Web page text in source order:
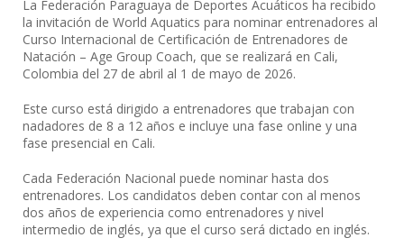
La Federación Paraguaya de Deportes Acuáticos ha recibido
la invitación de World Aquatics para nominar entrenadores al
Curso Internacional de Certificación de Entrenadores de
Natación – Age Group Coach, que se realizará en Cali,
Colombia del 27 de abril al 1 de mayo de 2026.
Este curso está dirigido a entrenadores que trabajan con
nadadores de 8 a 12 años e incluye una fase online y una
fase presencial en Cali.
Cada Federación Nacional puede nominar hasta dos
entrenadores. Los candidatos deben contar con al menos
dos años de experiencia como entrenadores y nivel
intermedio de inglés, ya que el curso será dictado en inglés.